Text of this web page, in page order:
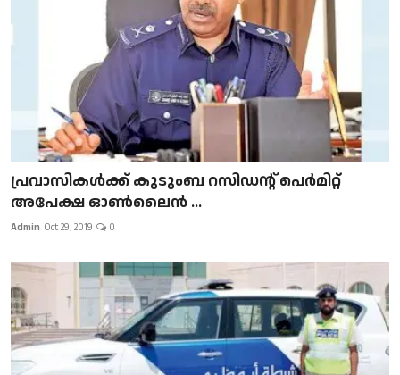
പ്രവാസികള്‍ക്ക് കുടുംബ റസിഡന്റ് പെർമിറ്റ്
അപേക്ഷ ഓൺലൈൻ ...
Admin Oct 29, 2019 0